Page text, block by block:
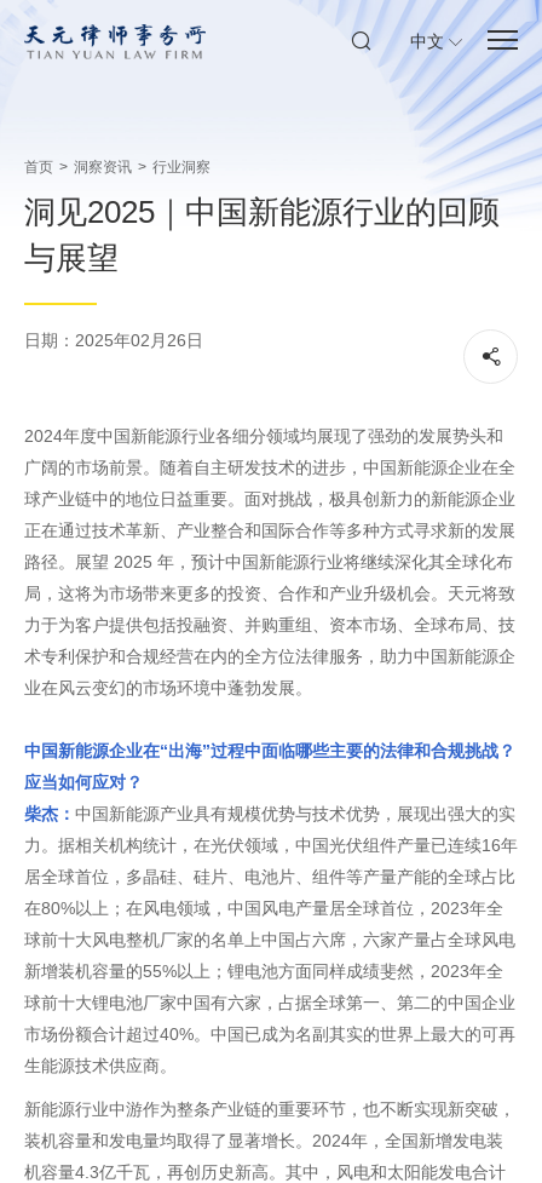
中文
首页 > 洞察资讯 > 行业洞察
洞见2025｜中国新能源行业的回顾
与展望
日期：2025年02月26日
2024年度中国新能源行业各细分领域均展现了强劲的发展势头和
广阔的市场前景。随着自主研发技术的进步，中国新能源企业在全
球产业链中的地位日益重要。面对挑战，极具创新力的新能源企业
正在通过技术革新、产业整合和国际合作等多种方式寻求新的发展
路径。展望 2025 年，预计中国新能源行业将继续深化其全球化布
局，这将为市场带来更多的投资、合作和产业升级机会。天元将致
力于为客户提供包括投融资、并购重组、资本市场、全球布局、技
术专利保护和合规经营在内的全方位法律服务，助力中国新能源企
业在风云变幻的市场环境中蓬勃发展。
中国新能源企业在“出海”过程中面临哪些主要的法律和合规挑战？
应当如何应对？
柴杰： 中国新能源产业具有规模优势与技术优势，展现出强大的实
力。据相关机构统计，在光伏领域，中国光伏组件产量已连续16年
居全球首位，多晶硅、硅片、电池片、组件等产量产能的全球占比
在80%以上；在风电领域，中国风电产量居全球首位，2023年全
球前十大风电整机厂家的名单上中国占六席，六家产量占全球风电
新增装机容量的55%以上；锂电池方面同样成绩斐然，2023年全
球前十大锂电池厂家中国有六家，占据全球第一、第二的中国企业
市场份额合计超过40%。中国已成为名副其实的世界上最大的可再
生能源技术供应商。
新能源行业中游作为整条产业链的重要环节，也不断实现新突破，
装机容量和发电量均取得了显著增长。2024年，全国新增发电装
机容量4.3亿千瓦，再创历史新高。其中，风电和太阳能发电合计